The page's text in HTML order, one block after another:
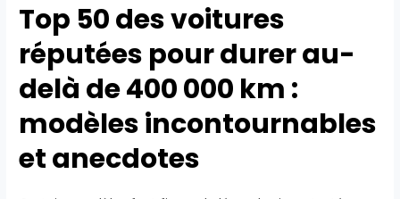
Top 50 des voitures
réputées pour durer au-
delà de 400 000 km :
modèles incontournables
et anecdotes